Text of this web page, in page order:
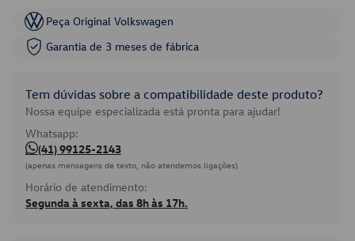
Peça Original Volkswagen
Garantia de 3 meses de fábrica
Tem dúvidas sobre a compatibilidade deste produto?
Nossa equipe especializada está pronta para ajudar!
Whatsapp:
(41) 99125-2143
(apenas mensagens de texto, não atendemos ligações)
Horário de atendimento:
Segunda à sexta, das 8h às 17h.